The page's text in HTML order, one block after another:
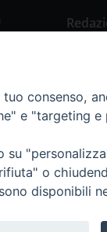
consenso,
e "targeting
o
disponibili